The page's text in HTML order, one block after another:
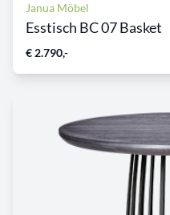
Janua Möbel
Esstisch BC 07 Basket
€ 2.790,-